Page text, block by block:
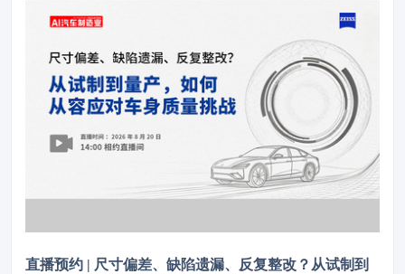
直播预约 | 尺寸偏差、缺陷遗漏、反复整改？从试制到